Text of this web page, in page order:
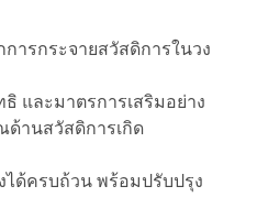
ารกระจายสวัสดิการในวง
และมาตรการเสริมอย่าง
ด้านสวัสดิการเกิด
ได้ครบถ้วน พร้อมปรับปรุง